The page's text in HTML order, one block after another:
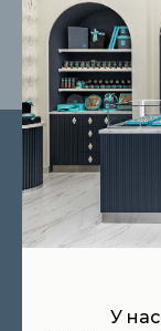
У
НАШИ
+7 (991)